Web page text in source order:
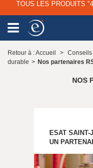
TOUS LES PRODUITS
Retour à : Accueil >
durable > Nos partenaires
NOS
ESAT
UN